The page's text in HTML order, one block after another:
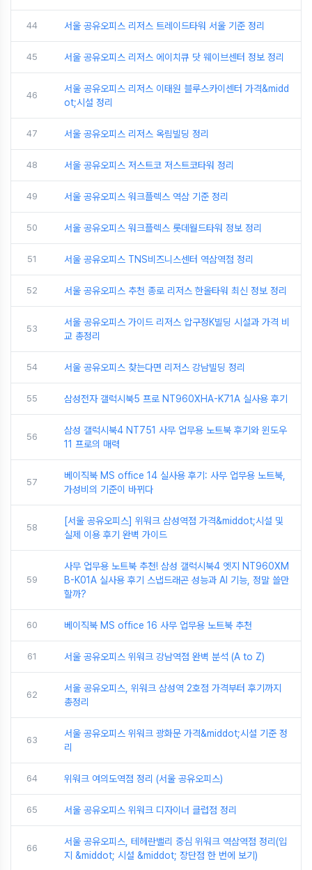
44 서울 공유오피스 리저스 트레이드타워 서울 기준 정리
45 서울 공유오피스 리저스 에이치큐 닷 웨이브센터 정보 정리
46
서울 공유오피스 리저스 이태원 블루스카이센터 가격&midd
ot;시설 정리
47 서울 공유오피스 리저스 옥림빌딩 정리
48 서울 공유오피스 저스트코 저스트코타워 정리
49 서울 공유오피스 워크플렉스 역삼 기준 정리
50 서울 공유오피스 워크플렉스 롯데월드타워 정보 정리
51 서울 공유오피스 TNS비즈니스센터 역삼역점 정리
52 서울 공유오피스 추천 종로 리저스 한올타워 최신 정보 정리
53
서울 공유오피스 가이드 리저스 압구정K빌딩 시설과 가격 비
교 총정리
54 서울 공유오피스 찾는다면 리저스 강남빌딩 정리
55 삼성전자 갤럭시북5 프로 NT960XHA-K71A 실사용 후기
56
삼성 갤럭시북4 NT751 사무 업무용 노트북 후기와 윈도우
11 프로의 매력
57
베이직북 MS office 14 실사용 후기: 사무 업무용 노트북,
가성비의 기준이 바뀌다
58
[서울 공유오피스] 위워크 삼성역점 가격&middot;시설 및
실제 이용 후기 완벽 가이드
59
사무 업무용 노트북 추천! 삼성 갤럭시북4 엣지 NT960XM
B-K01A 실사용 후기 스냅드래곤 성능과 AI 기능, 정말 쓸만
할까?
60 베이직북 MS office 16 사무 업무용 노트북 추천
61 서울 공유오피스 위워크 강남역점 완벽 분석 (A to Z)
62
서울 공유오피스, 위워크 삼성역 2호점 가격부터 후기까지
총정리
63
서울 공유오피스 위워크 광화문 가격&middot;시설 기준 정
리
64 위워크 여의도역점 정리 (서울 공유오피스)
65 서울 공유오피스 위워크 디자이너 클럽점 정리
66
서울 공유오피스, 테헤란밸리 중심 위워크 역삼역점 정리(입
지 &middot; 시설 &middot; 장단점 한 번에 보기)